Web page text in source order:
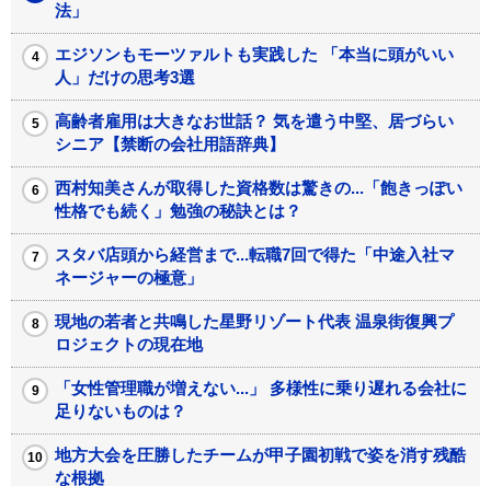
法」
エジソンもモーツァルトも実践した 「本当に頭がいい
人」だけの思考3選
高齢者雇用は大きなお世話？ 気を遣う中堅、居づらい
シニア【禁断の会社用語辞典】
西村知美さんが取得した資格数は驚きの...「飽きっぽい
性格でも続く」勉強の秘訣とは？
スタバ店頭から経営まで...転職7回で得た「中途入社マ
ネージャーの極意」
現地の若者と共鳴した星野リゾート代表 温泉街復興プ
ロジェクトの現在地
「女性管理職が増えない...」 多様性に乗り遅れる会社に
足りないものは？
地方大会を圧勝したチームが甲子園初戦で姿を消す残酷
な根拠